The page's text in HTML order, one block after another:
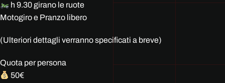
h 9.30 girano le ruote
Motogiro e Pranzo libero
(Ulteriori dettagli verranno specificati a breve)
Quota per persona
50€